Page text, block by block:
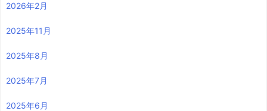
2026年2月
2025年11月
2025年8月
2025年7月
2025年6月